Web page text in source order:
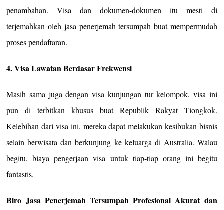
penambahan. Visa dan dokumen-dokumen itu mesti di
terjemahkan oleh jasa penerjemah tersumpah buat mempermudah
proses pendaftaran.
4. Visa Lawatan Berdasar Frekwensi
Masih sama juga dengan visa kunjungan tur kelompok, visa ini
pun di terbitkan khusus buat Republik Rakyat Tiongkok.
Kelebihan dari visa ini, mereka dapat melakukan kesibukan bisnis
selain berwisata dan berkunjung ke keluarga di Australia. Walau
begitu, biaya pengerjaan visa untuk tiap-tiap orang ini begitu
fantastis.
Biro Jasa Penerjemah Tersumpah Profesional Akurat dan